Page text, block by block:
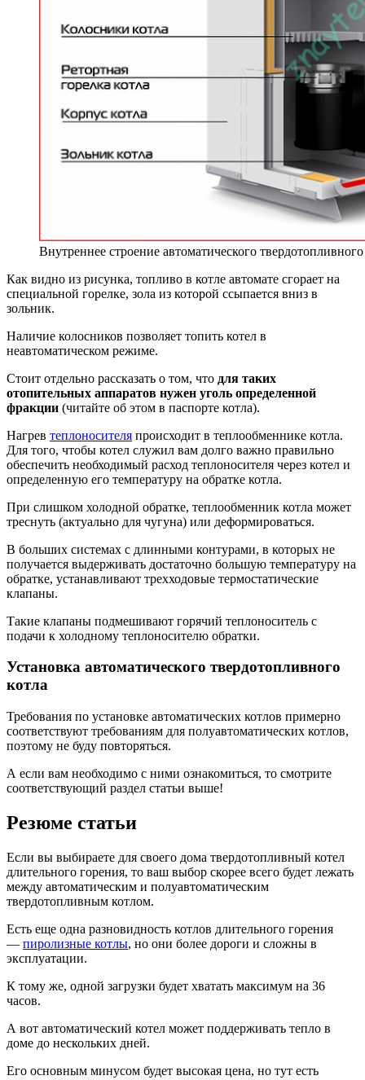
Внутреннее строение автоматического твердотопливного
Как видно из рисунка, топливо в котле автомате сгорает на
специальной горелке, зола из которой ссыпается вниз в
зольник.
Наличие колосников позволяет топить котел в
неавтоматическом режиме.
Стоит отдельно рассказать о том, что для таких
отопительных аппаратов нужен уголь определенной
фракции (читайте об этом в паспорте котла).
Нагрев теплоносителя происходит в теплообменнике котла.
Для того, чтобы котел служил вам долго важно правильно
обеспечить необходимый расход теплоносителя через котел и
определенную его температуру на обратке котла.
При слишком холодной обратке, теплообменник котла может
треснуть (актуально для чугуна) или деформироваться.
В больших системах с длинными контурами, в которых не
получается выдерживать достаточно большую температуру на
обратке, устанавливают трехходовые термостатические
клапаны.
Такие клапаны подмешивают горячий теплоноситель с
подачи к холодному теплоносителю обратки.
Установка автоматического твердотопливного
котла
Требования по установке автоматических котлов примерно
соответствуют требованиям для полуавтоматических котлов,
поэтому не буду повторяться.
А если вам необходимо с ними ознакомиться, то смотрите
соответствующий раздел статьи выше!
Резюме статьи
Если вы выбираете для своего дома твердотопливный котел
длительного горения, то ваш выбор скорее всего будет лежать
между автоматическим и полуавтоматическим
твердотопливным котлом.
Есть еще одна разновидность котлов длительного горения
— пиролизные котлы, но они более дороги и сложны в
эксплуатации.
К тому же, одной загрузки будет хватать максимум на 36
часов.
А вот автоматический котел может поддерживать тепло в
доме до нескольких дней.
Его основным минусом будет высокая цена, но тут есть